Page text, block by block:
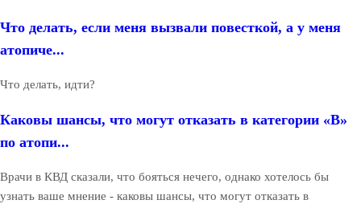
Что делать, если меня вызвали повесткой, а у меня
атопиче...
Что делать, идти?
Каковы шансы, что могут отказать в категории «В»
по атопи...
Врачи в КВД сказали, что бояться нечего, однако хотелось бы
узнать ваше мнение - каковы шансы, что могут отказать в